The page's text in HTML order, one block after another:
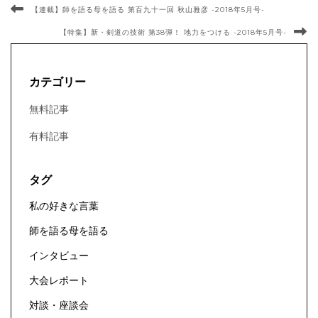
【連載】師を語る母を語る 第百九十一回 秋山雅彦 -2018年5月号-
【特集】新・剣道の技術 第38弾！ 地力をつける -2018年5月号-
カテゴリー
無料記事
有料記事
タグ
私の好きな言葉
師を語る母を語る
インタビュー
大会レポート
対談・座談会